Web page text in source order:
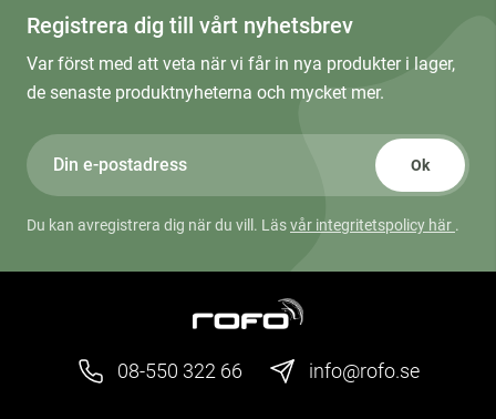
Registrera dig till vårt nyhetsbrev
Var först med att veta när vi får in nya produkter i lager,
de senaste produktnyheterna och mycket mer.
Ok
Du kan avregistrera dig när du vill. Läsvår integritetspolicy här .
08-550 322 66 info@rofo.se